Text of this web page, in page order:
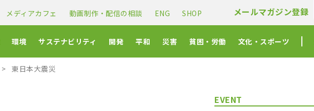
メディアカフェ 動画制作・配信の相談 ENG SHOP メールマガジン登録
環境 サステナビリティ 開発 平和 災害 貧困・労働 文化・スポーツ
東日本大震災
EVENT